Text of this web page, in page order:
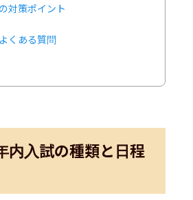
対策ポイント
くある質問
内入試の種類と日程